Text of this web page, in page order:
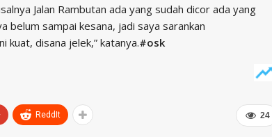
Jalan Rambutan ada yang sudah dicor ada yang
belum sampai kesana, jadi saya sarankan
kuat, disana jelek,” katanya.#osk
24
ReddIt